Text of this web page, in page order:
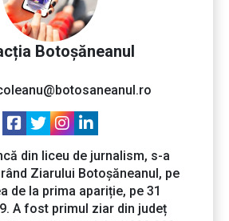
Botoșăneanul
din liceu de jurnalism, s-a
Ziarului Botoșăneanul, pe
de la prima apariție, pe 31
A fost primul ziar din județ